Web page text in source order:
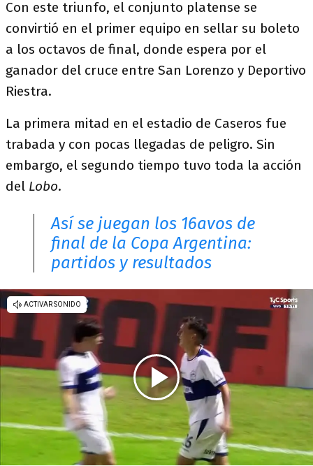
Con este triunfo, el conjunto platense se
convirtió en el primer equipo en sellar su boleto
a los octavos de final, donde espera por el
ganador del cruce entre San Lorenzo y Deportivo
Riestra.
La primera mitad en el estadio de Caseros fue
trabada y con pocas llegadas de peligro. Sin
embargo, el segundo tiempo tuvo toda la acción
del Lobo.
Así se juegan los 16avos de
final de la Copa Argentina:
partidos y resultados